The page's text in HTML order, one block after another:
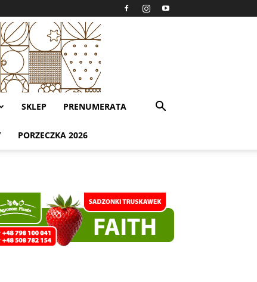
SKLEP PRENUMERATA
PORZECZKA 2026